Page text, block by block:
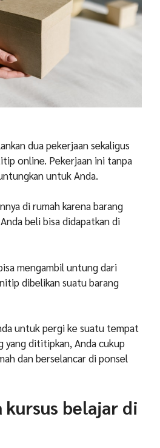
dua pekerjaan sekaligus
online. Pekerjaan ini tanpa
untuk Anda.
di rumah karena barang
beli bisa didapatkan di
mengambil untung dari
dibelikan suatu barang
untuk pergi ke suatu tempat
yang dititipkan, Anda cukup
dan berselancar di ponsel
kursus belajar di